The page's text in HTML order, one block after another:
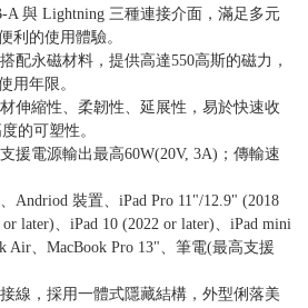
A 與 Lightning 三種連接介面，滿足多元
利的使用體驗。
配永磁材料，提供高達550高斯的磁力，
用年限。
伸縮性、柔韌性、延展性，易於快速收
的可塑性。
援電源輸出最高60W(20V, 3A)；傳輸速
Andriod 裝置、iPad Pro 11"/12.9" (2018
later)、iPad 10 (2022 or later)、iPad mini
Air、MacBook Pro 13"、筆電(最高支援
線，採用一體式隱藏結構，外型俐落美